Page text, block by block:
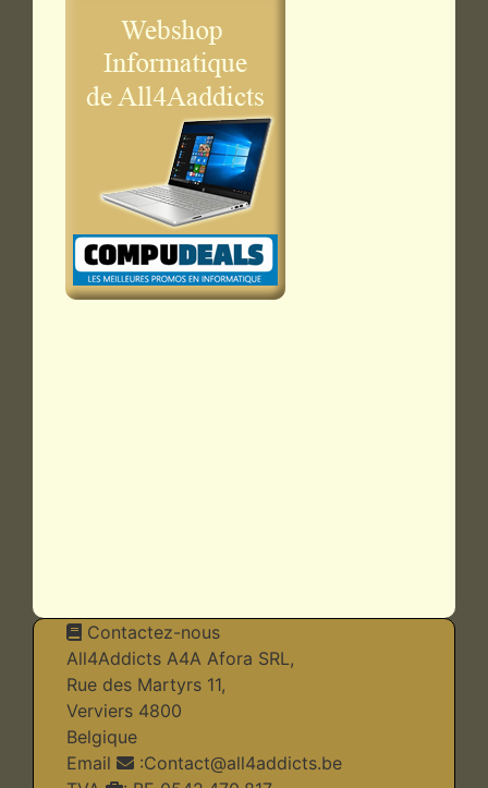
Contactez-nous
All4Addicts A4A Afora SRL,
Rue des Martyrs 11,
Verviers 4800
Belgique
Email
:Contact@all4addicts.be